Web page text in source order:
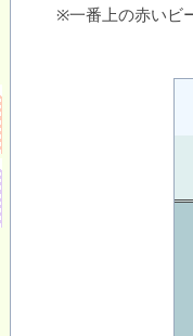
※一番上の赤いビ